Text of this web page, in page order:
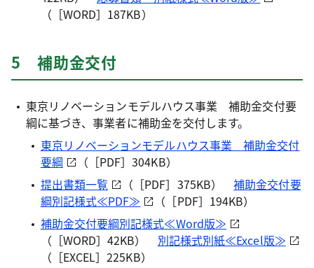
（［WORD］187KB）
5 補助金交付
東京リノベーションモデルハウス事業 補助金交付要
綱に基づき、事業者に補助金を交付します。
東京リノベーションモデルハウス事業 補助金交付
要綱
（［PDF］304KB）
提出書類一覧
（［PDF］375KB）補助金交付要
綱別記様式≪PDF≫
（［PDF］194KB）
補助金交付要綱別記様式≪Word版≫
（［WORD］42KB） 別記様式別紙≪Excel版≫
（［EXCEL］225KB）